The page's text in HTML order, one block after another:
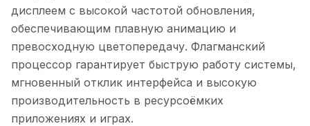
дисплеем с высокой частотой обновления,
обеспечивающим плавную анимацию и
превосходную цветопередачу. Флагманский
процессор гарантирует быструю работу системы,
мгновенный отклик интерфейса и высокую
производительность в ресурсоёмких
приложениях и играх.